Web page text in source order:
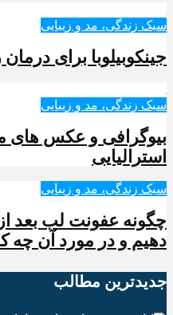
سبک زندگی، مد و زیبایی
جینکوبیلوبا برای
سبک زندگی، مد و زیبایی
بیوگرافی و عکس های
استرالیایی
سبک زندگی، مد و زیبایی
چگونه عفونت لب بعد
دهیم و در مورد آن چه
جدیدترین‌ مطالب